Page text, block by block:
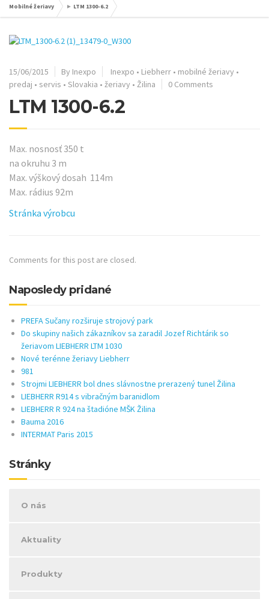
Mobilné žeriavy ► LTM 1300-6.2
15/06/2015 By Inexpo Inexpo • Liebherr • mobilné žeriavy •
predaj • servis • Slovakia • žeriavy • Žilina 0 Comments
LTM 1300-6.2
Max. nosnosť 350 t
na okruhu 3 m
Max. výškový dosah 114m
Max. rádius 92m
Stránka výrobcu
Comments for this post are closed.
Naposledy pridané
PREFA Sučany rozširuje strojový park
Do skupiny našich zákazníkov sa zaradil Jozef Richtárik so
žeriavom LIEBHERR LTM 1030
Nové terénne žeriavy Liebherr
981
Strojmi LIEBHERR bol dnes slávnostne prerazený tunel Žilina
LIEBHERR R914 s vibračným baranidlom
LIEBHERR R 924 na štadióne MŠK Žilina
Bauma 2016
INTERMAT Paris 2015
Stránky
O nás
Aktuality
Produkty